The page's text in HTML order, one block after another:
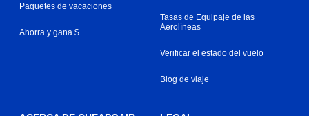
Paquetes de vacaciones
Ahorra y gana $
Tasas de Equipaje de las
Aerolíneas
Verificar el estado del vuelo
Blog de viaje